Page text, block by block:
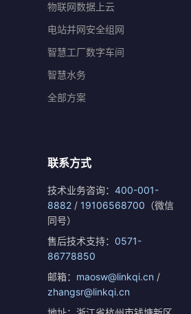
物联网数据上云
电站并网安全组网
智慧工厂数字车间
智慧水务
全部方案
联系方式
技术业务咨询： 400-001-
8882 / 19106568700 （微信
同号）
售后技术支持： 0571-
86778850
邮箱： maosw@linkqi.cn /
zhangsr@linkqi.cn